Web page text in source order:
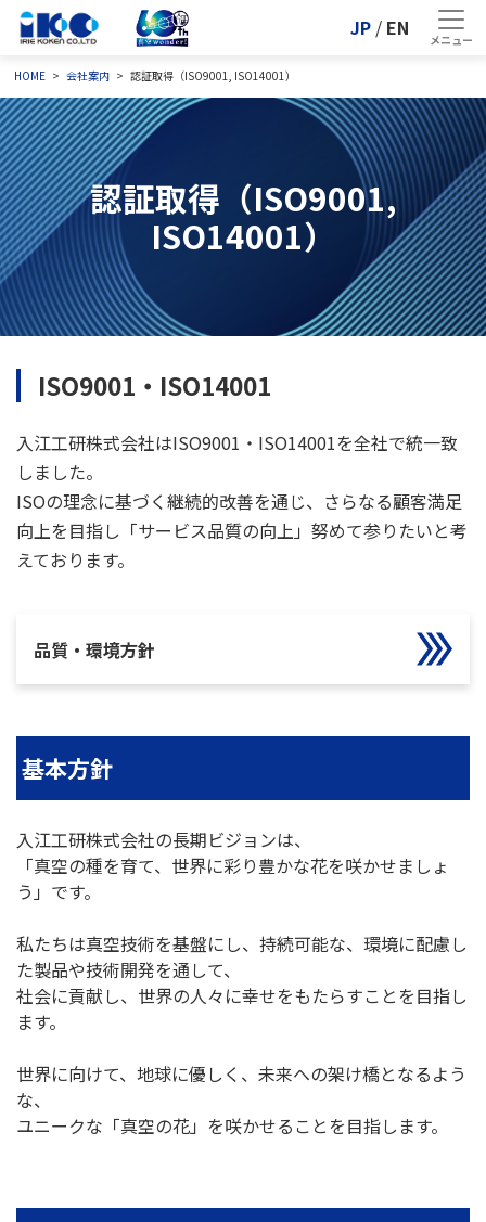
JP / EN
HOME 会社案内 認証取得（ISO9001, ISO14001）
認証取得（ISO9001,
ISO14001）
ISO9001・ISO14001
入江工研株式会社はISO9001・ISO14001を全社で統一致
しました。
ISOの理念に基づく継続的改善を通じ、さらなる顧客満足
向上を目指し「サービス品質の向上」努めて参りたいと考
えております。
品質・環境方針
基本方針
入江工研株式会社の長期ビジョンは、
「真空の種を育て、世界に彩り豊かな花を咲かせましょ
う」です。
私たちは真空技術を基盤にし、持続可能な、環境に配慮し
た製品や技術開発を通して、
社会に貢献し、世界の人々に幸せをもたらすことを目指し
ます。
世界に向けて、地球に優しく、未来への架け橋となるよう
な、
ユニークな「真空の花」を咲かせることを目指します。